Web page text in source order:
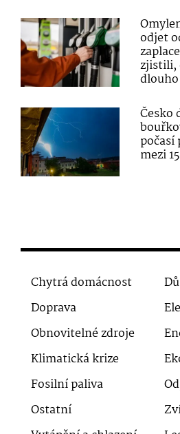
odjet
zjistili,
Česko
počasí
mezi
Chytrá domácnost
Doprava
Obnovitelné zdroje
Klimatická krize
Fosilní paliva
Ostatní